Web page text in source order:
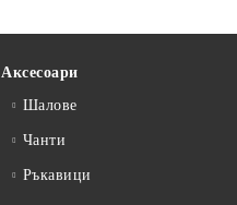
Аксесоари
Шалове
Чанти
Ръкавици